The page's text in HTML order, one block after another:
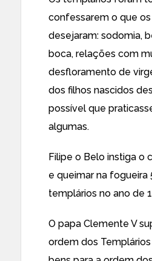
confessarem o que
desejaram: sodomia,
boca, relações com
desfloramento de
dos filhos nascidos
possível que
algumas.
Filipe o Belo instiga o
e queimar na fogueira
templários no ano de
O papa Clemente V
ordem dos